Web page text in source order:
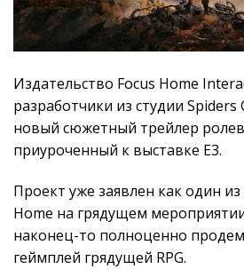
Издательство Focus Home
разработчики из студии Spiders
новый сюжетный трейлер
приуроченный к выставке E3.
Проект уже заявлен как один
Home на грядущем
наконец-то полноценно
геймплей грядущей RPG.